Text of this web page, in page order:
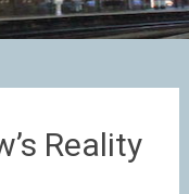
Reality